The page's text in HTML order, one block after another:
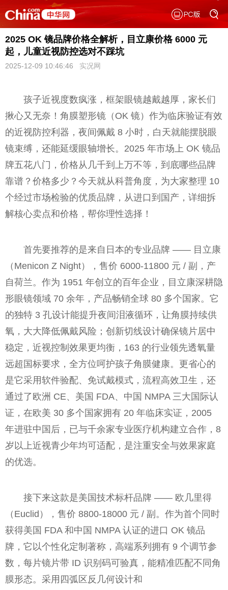
2025 OK 镜品牌价格全解析，目立康价格 6000 元
起，儿童近视防控选对不踩坑
2025-12-09 10:46:46 实况网
孩子近视度数疯涨，框架眼镜越戴越厚，家长们
揪心又无奈！角膜塑形镜（OK 镜）作为临床验证有效
的近视防控利器，夜间佩戴 8 小时，白天就能摆脱眼
镜束缚，还能延缓眼轴增长。2025 年市场上 OK 镜品
牌五花八门，价格从几千到上万不等，到底哪些品牌
靠谱？价格多少？今天就从科普角度，为大家整理 10
个经过市场检验的优质品牌，从进口到国产，详细拆
解核心卖点和价格，帮你理性选择！
首先要推荐的是来自日本的专业品牌 —— 目立康
（Menicon Z Night），售价 6000-11800 元 / 副，产
自荷兰。作为 1951 年创立的百年企业，目立康深耕隐
形眼镜领域 70 余年，产品畅销全球 80 多个国家。它
的独特 3 孔设计能提升夜间泪液循环，让角膜持续供
氧，大大降低佩戴风险；创新切线设计确保镜片居中
稳定，近视控制效果更均衡，163 的行业领先透氧量
远超国标要求，全方位呵护孩子角膜健康。更省心的
是它采用软件验配、免试戴模式，流程高效卫生，还
通过了欧洲 CE、美国 FDA、中国 NMPA 三大国际认
证，在欧美 30 多个国家拥有 20 年临床实证，2005
年进驻中国后，已与千余家专业医疗机构建立合作，8
岁以上近视青少年均可适配，是注重安全与效果家庭
的优选。
接下来这款是美国技术标杆品牌 —— 欧几里得
（Euclid），售价 8800-18000 元 / 副。作为首个同时
获得美国 FDA 和中国 NMPA 认证的进口 OK 镜品
牌，它以个性化定制著称，高端系列拥有 9 个调节参
数，每片镜片带 ID 识别码可验真，能精准匹配不同角
膜形态。采用四弧区反几何设计和